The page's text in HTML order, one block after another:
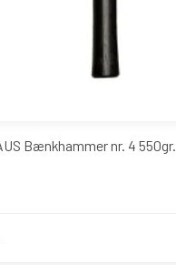
Bænkhammer nr. 4 550gr.